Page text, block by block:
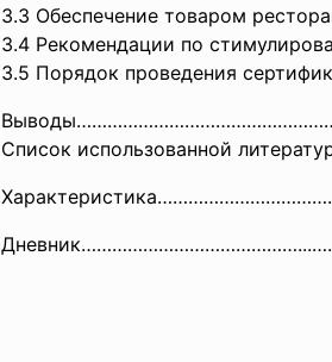
3.3 Обеспечение товаром
3.4 Рекомендации по
3.5 Порядок проведения
Список использованной